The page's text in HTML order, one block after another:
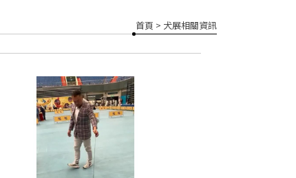
首頁 > 犬展相關資訊